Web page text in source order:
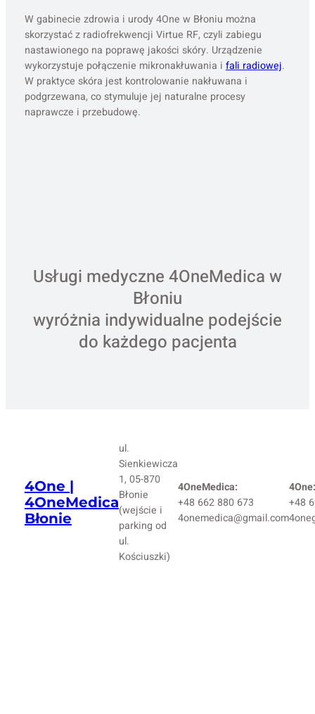
W gabinecie zdrowia i urody 4One w Błoniu można
skorzystać z radiofrekwencji Virtue RF, czyli zabiegu
nastawionego na poprawę jakości skóry. Urządzenie
wykorzystuje połączenie mikronakłuwania ifali radiowej.
W praktyce skóra jest kontrolowanie nakłuwana i
podgrzewana, co stymuluje jej naturalne procesy
naprawcze i przebudowę.
Usługi medyczne 4OneMedica w
Błoniu
wyróżnia indywidualne podejście
do każdego pacjenta
4One |
4OneMedica
Błonie
ul.
Sienkiewicza
1, 05-870
Błonie
(wejście i
parking od
ul.
Kościuszki)
4OneMedica:
+48 662 880 673
4onemedica@gmail.com
4One:
+48